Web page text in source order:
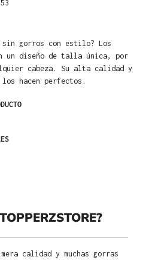
gorros con estilo? Los
un diseño de talla única, por
cabeza. Su alta calidad y
hacen perfectos.
calidad y muchas gorras